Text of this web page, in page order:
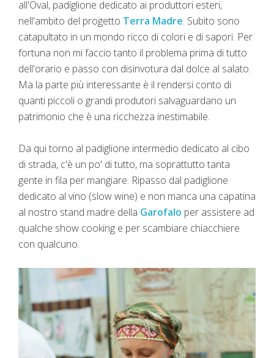
all'Oval, padiglione dedicato ai produttori esteri,
nell'ambito del progetto Terra Madre. Subito sono
catapultato in un mondo ricco di colori e di sapori. Per
fortuna non mi faccio tanto il problema prima di tutto
dell'orario e passo con disinvotura dal dolce al salato.
Ma la parte più interessante è il rendersi conto di
quanti piccoli o grandi produtori salvaguardano un
patrimonio che è una ricchezza inestimabile.
Da qui torno al padiglione intermedio dedicato al cibo
di strada, c'è un po' di tutto, ma soprattutto tanta
gente in fila per mangiare. Ripasso dal padiglione
dedicato al vino (slow wine) e non manca una capatina
al nostro stand madre della Garofalo per assistere ad
qualche show cooking e per scambiare chiacchiere
con qualcuno.